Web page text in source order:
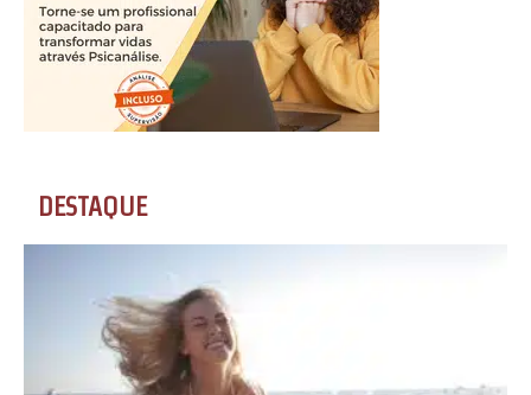
DESTAQUE